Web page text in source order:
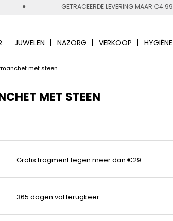
GETRACEERDE LEVERING MAAR €4.99
JUWELEN NAZORG VERKOOP HYGIËNE
met steen
MET STEEN
Gratis fragment tegen meer dan €29
365 dagen vol terugkeer